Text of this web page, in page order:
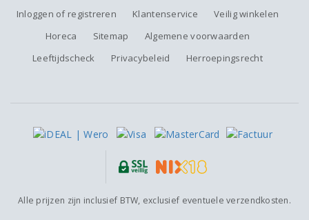
Inloggen of registreren Klantenservice
Veilig winkelen
Horeca
Sitemap
Algemene voorwaarden
Leeftijdscheck
Privacybeleid Herroepingsrecht
Alle prijzen zijn inclusief BTW, exclusief eventuele verzendkosten.